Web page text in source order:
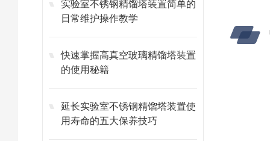
实验室不锈钢精馏塔装置简单的
日常维护操作教学
快速掌握高真空玻璃精馏塔装置
的使用秘籍
延长实验室不锈钢精馏塔装置使
用寿命的五大保养技巧